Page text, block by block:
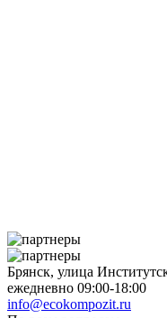
Брянск, улица
ежедневно 09:00-18:00
info@ecokompozit.ru